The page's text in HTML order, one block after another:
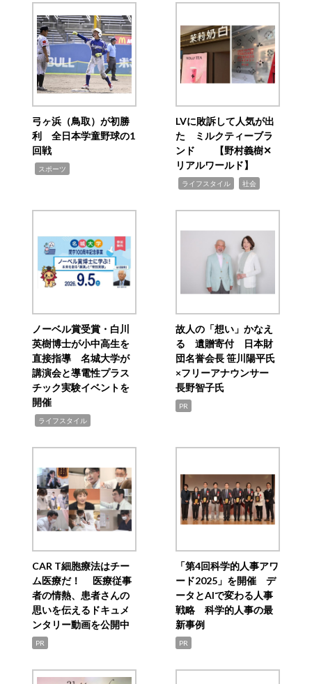
弓ヶ浜（鳥取）が初勝
利 全日本学童野球の1
回戦
スポーツ
LVに敗訴して人気が出
た ミルクティーブラ
ンド 【野村義樹✕
リアルワールド】
ライフスタイル 社会
ノーベル賞受賞・白川
英樹博士が小中高生を
直接指導 名城大学が
講演会と導電性プラス
チック実験イベントを
開催
ライフスタイル
故人の「想い」かなえ
る 遺贈寄付 日本財
団名誉会長 笹川陽平氏
×フリーアナウンサー
長野智子氏
PR
CAR T細胞療法はチー
ム医療だ！ 医療従事
者の情熱、患者さんの
思いを伝えるドキュメ
ンタリー動画を公開中
PR
「第4回科学的人事アワ
ード2025」を開催 デ
ータとAIで変わる人事
戦略 科学的人事の最
新事例
PR